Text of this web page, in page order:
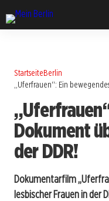
StartseiteBerlin
„Uferfrauen“: Ein
Dokument
der DDR!
Dokumentarfilm
lesbischer Frauen in der